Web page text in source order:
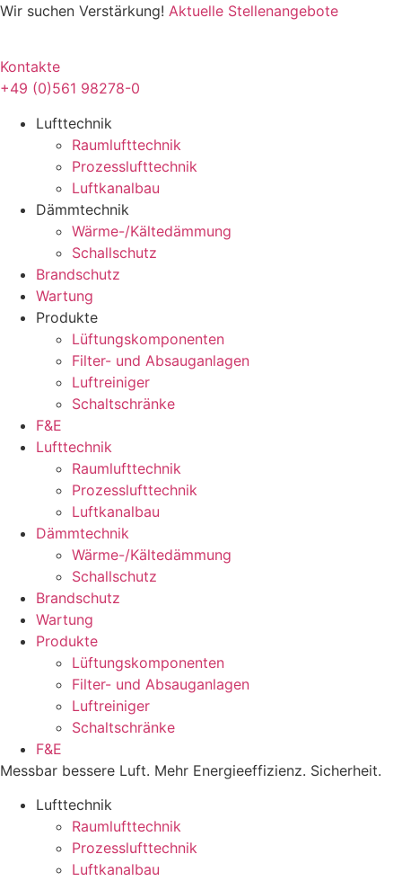
Zum
Wir suchen Verstärkung! Aktuelle Stellenangebote
Kontakte
+49 (0)561 98278-0
Lufttechnik
Raumlufttechnik
Prozesslufttechnik
Luftkanalbau
Dämmtechnik
Wärme-/Kältedämmung
Schallschutz
Brandschutz
Wartung
Produkte
Lüftungskomponenten
Filter- und Absauganlagen
Luftreiniger
Schaltschränke
F&E
Lufttechnik
Raumlufttechnik
Prozesslufttechnik
Luftkanalbau
Dämmtechnik
Wärme-/Kältedämmung
Schallschutz
Brandschutz
Wartung
Produkte
Lüftungskomponenten
Filter- und Absauganlagen
Luftreiniger
Schaltschränke
F&E
Messbar bessere Luft. Mehr Energieeffizienz. Sicherheit.
Lufttechnik
Raumlufttechnik
Prozesslufttechnik
Luftkanalbau